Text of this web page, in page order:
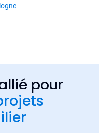
pour